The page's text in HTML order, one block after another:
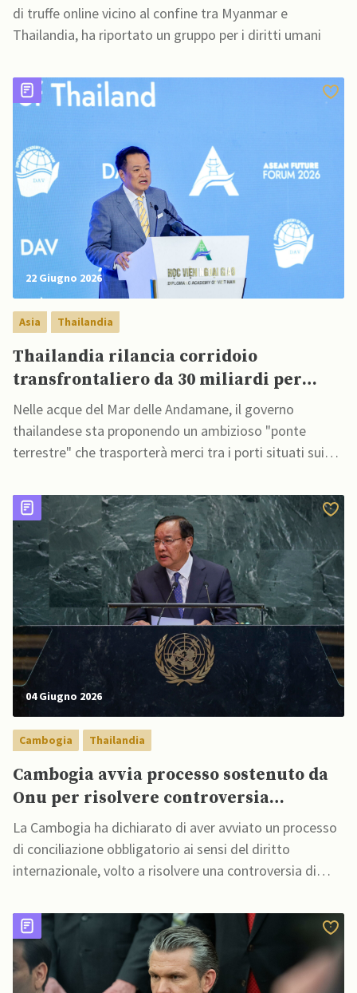
diritti umani
di truffe online vicino al confine tra Myanmar e
Thailandia, ha riportato un gruppo per i diritti umani
22 Giugno 2026
Asia Thailandia
Thailandia rilancia corridoio
transfrontaliero da 30 miliardi per
competere con Stretto di Malacca
Nelle acque del Mar delle Andamane, il governo
thailandese sta proponendo un ambizioso "ponte
terrestre" che trasporterà merci tra i porti situati sui
04 Giugno 2026
Cambogia Thailandia
Cambogia avvia processo sostenuto da
Onu per risolvere controversia
marittima con Thailandia
La Cambogia ha dichiarato di aver avviato un processo
di conciliazione obbligatorio ai sensi del diritto
internazionale, volto a risolvere una controversia di